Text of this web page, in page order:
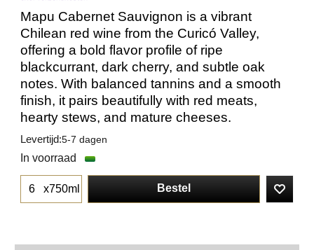
Mapu Cabernet Sauvignon is a vibrant
Chilean red wine from the Curicó Valley,
offering a bold flavor profile of ripe
blackcurrant, dark cherry, and subtle oak
notes. With balanced tannins and a smooth
finish, it pairs beautifully with red meats,
hearty stews, and mature cheeses.
Levertijd:5-7 dagen
In voorraad
x750ml Bestel